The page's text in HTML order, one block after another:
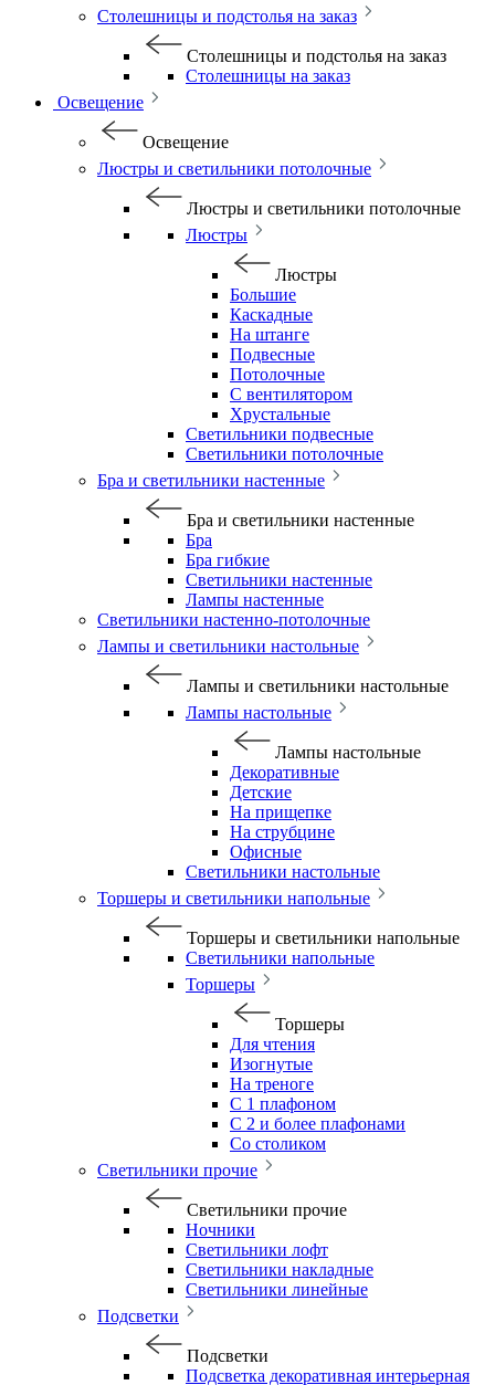
Столешницы и подстолья на заказ
Столешницы и подстолья на заказ
Столешницы на заказ
Освещение
Освещение
Люстры и светильники потолочные
Люстры и светильники потолочные
Люстры
Люстры
Большие
Каскадные
На штанге
Подвесные
Потолочные
С вентилятором
Хрустальные
Светильники подвесные
Светильники потолочные
Бра и светильники настенные
Бра и светильники настенные
Бра
Бра гибкие
Светильники настенные
Лампы настенные
Светильники настенно-потолочные
Лампы и светильники настольные
Лампы и светильники настольные
Лампы настольные
Лампы настольные
Декоративные
Детские
На прищепке
На струбцине
Офисные
Светильники настольные
Торшеры и светильники напольные
Торшеры и светильники напольные
Светильники напольные
Торшеры
Торшеры
Для чтения
Изогнутые
На треноге
С 1 плафоном
С 2 и более плафонами
Со столиком
Светильники прочие
Светильники прочие
Ночники
Светильники лофт
Светильники накладные
Светильники линейные
Подсветки
Подсветки
Подсветка декоративная интерьерная